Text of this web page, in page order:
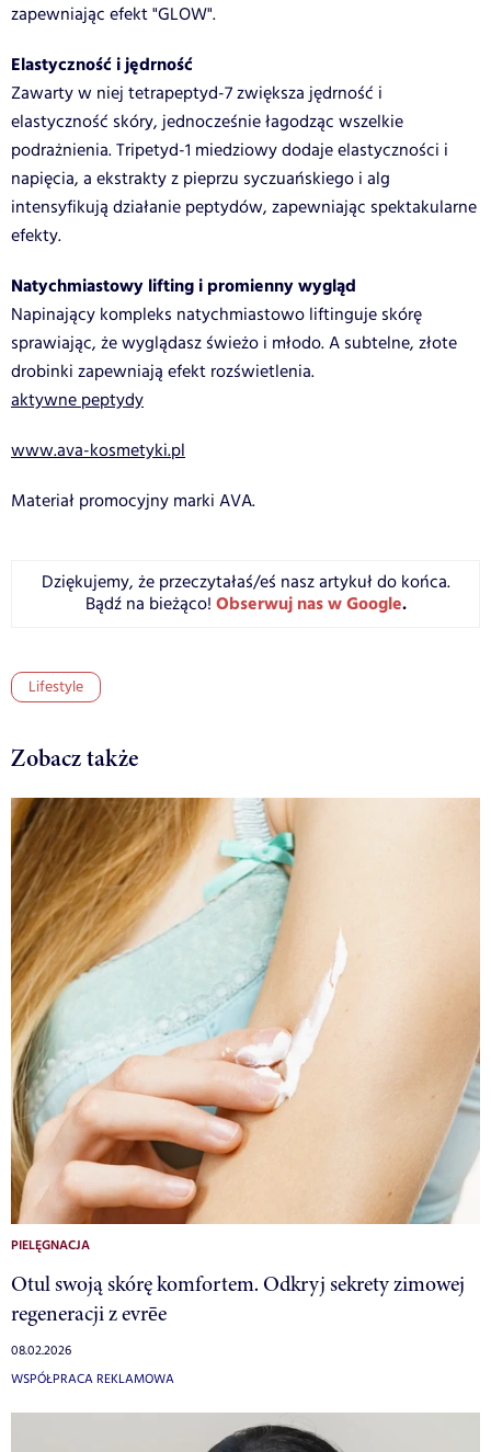
zapewniając efekt "GLOW".
Elastyczność i jędrność
Zawarty w niej tetrapeptyd-7 zwiększa jędrność i
elastyczność skóry, jednocześnie łagodząc wszelkie
podrażnienia. Tripetyd-1 miedziowy dodaje elastyczności i
napięcia, a ekstrakty z pieprzu syczuańskiego i alg
intensyfikują działanie peptydów, zapewniając spektakularne
efekty.
Natychmiastowy lifting i promienny wygląd
Napinający kompleks natychmiastowo liftinguje skórę
sprawiając, że wyglądasz świeżo i młodo. A subtelne, złote
drobinki zapewniają efekt rozświetlenia.
aktywne peptydy
www.ava-kosmetyki.pl
Materiał promocyjny marki AVA.
Dziękujemy, że przeczytałaś/eś nasz artykuł do końca.
Bądź na bieżąco! Obserwuj nas w Google.
Lifestyle
Zobacz także
PIELĘGNACJA
Otul swoją skórę komfortem. Odkryj sekrety zimowej
regeneracji z evrēe
08.02.2026
WSPÓŁPRACA REKLAMOWA